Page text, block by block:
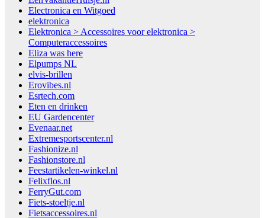
Electronica en Witgoed
elektronica
Elektronica > Accessoires voor elektronica >
Computeraccessoires
Eliza was here
Elpumps NL
elvis-brillen
Erovibes.nl
Esrtech.com
Eten en drinken
EU Gardencenter
Evenaar.net
Extremesportscenter.nl
Fashionize.nl
Fashionstore.nl
Feestartikelen-winkel.nl
Felixflos.nl
FerryGut.com
Fiets-stoeltje.nl
Fietsaccessoires.nl